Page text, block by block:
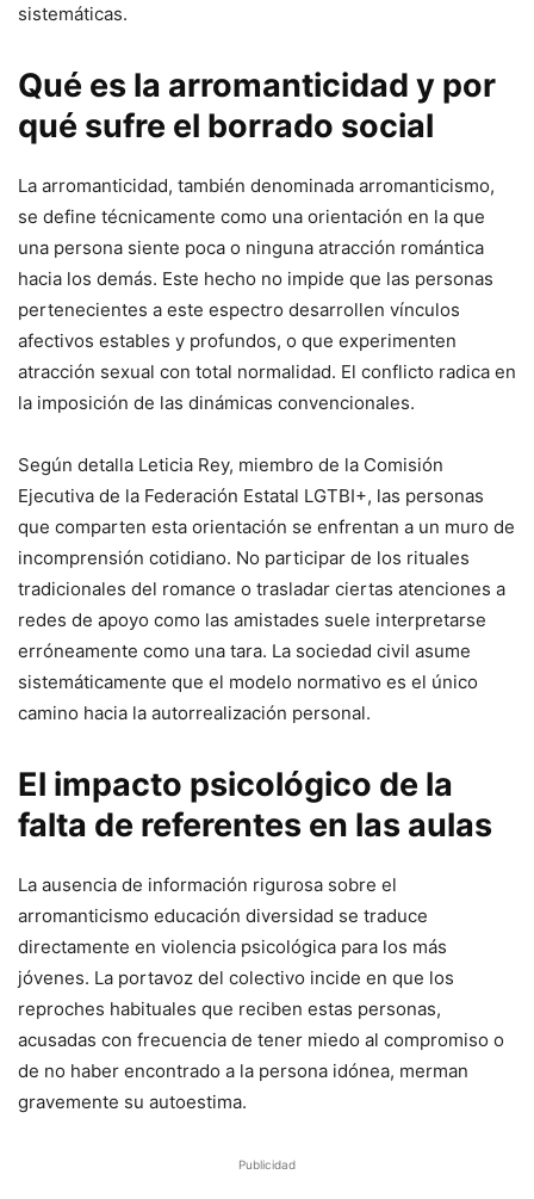
sistemáticas.
Qué es la arromanticidad y por
qué sufre el borrado social
La arromanticidad, también denominada arromanticismo,
se define técnicamente como una orientación en la que
una persona siente poca o ninguna atracción romántica
hacia los demás. Este hecho no impide que las personas
pertenecientes a este espectro desarrollen vínculos
afectivos estables y profundos, o que experimenten
atracción sexual con total normalidad. El conflicto radica en
la imposición de las dinámicas convencionales.
Según detalla Leticia Rey, miembro de la Comisión
Ejecutiva de la Federación Estatal LGTBI+, las personas
que comparten esta orientación se enfrentan a un muro de
incomprensión cotidiano. No participar de los rituales
tradicionales del romance o trasladar ciertas atenciones a
redes de apoyo como las amistades suele interpretarse
erróneamente como una tara. La sociedad civil asume
sistemáticamente que el modelo normativo es el único
camino hacia la autorrealización personal.
El impacto psicológico de la
falta de referentes en las aulas
La ausencia de información rigurosa sobre el
arromanticismo educación diversidad se traduce
directamente en violencia psicológica para los más
jóvenes. La portavoz del colectivo incide en que los
reproches habituales que reciben estas personas,
acusadas con frecuencia de tener miedo al compromiso o
de no haber encontrado a la persona idónea, merman
gravemente su autoestima.
Publicidad